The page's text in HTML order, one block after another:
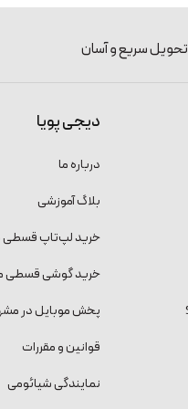
تحویل سریع و آسان
دیجی پویا
درباره ما
بلاگ آموزشی
خرید لپ‌تاپ قسطی
خرید گوشی قسطی
پخش موبایل در
قوانین و مقررات
نمایندگی شیائومی